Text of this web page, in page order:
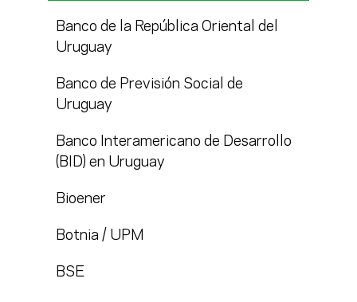
Banco de la República Oriental del
Uruguay
Banco de Previsión Social de
Uruguay
Banco Interamericano de Desarrollo
(BID) en Uruguay
Bioener
Botnia / UPM
BSE